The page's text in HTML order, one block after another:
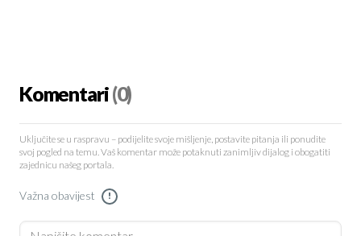
Komentari(0)
Uključite se u raspravu – podijelite svoje mišljenje, postavite pitanja ili ponudite
svoj pogled na temu. Vaš komentar može potaknuti zanimljiv dijalog i obogatiti
zajednicu našeg portala.
Važna obavijest !